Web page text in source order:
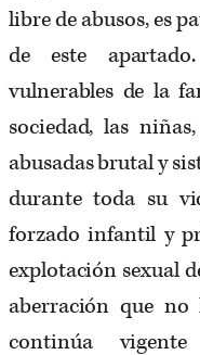
libre de abusos, es
de este
vulnerables de la
sociedad, las
abusadas brutal y
durante toda su
forzado infantil y
explotación sexual
aberración que no
continúa